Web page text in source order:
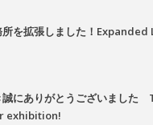
所を拡張しました！
誠にありがとうございまし
exhibition!